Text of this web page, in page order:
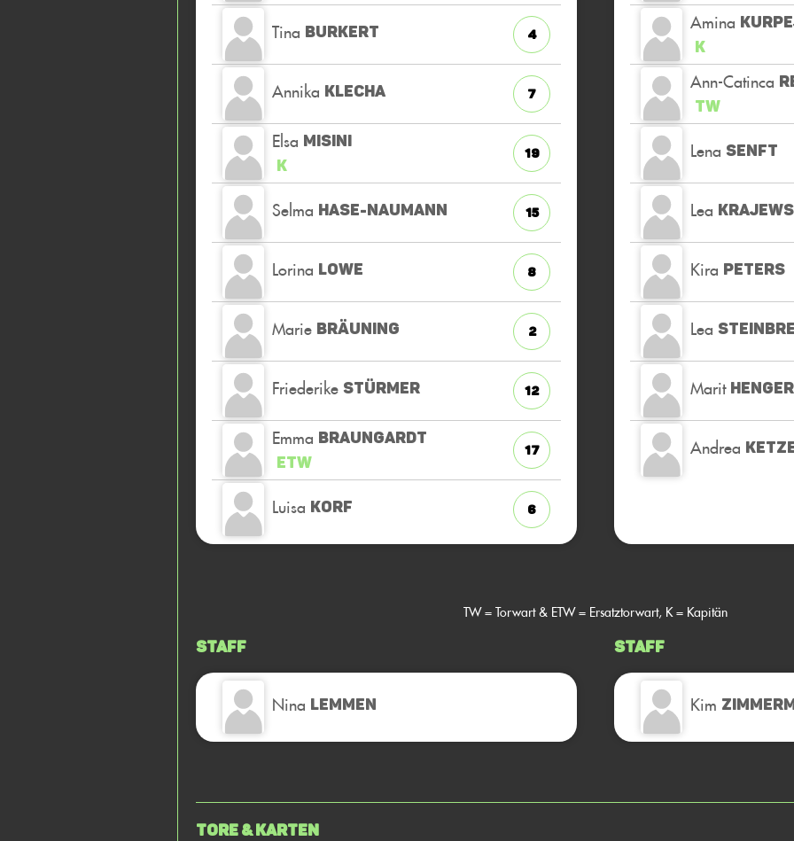
Tina BURKERT 4
Annika KLECHA 7
Elsa MISINI
K
19
Selma HASE-NAUMANN 15
Lorina LOWE 8
Marie BRÄUNING 2
Friederike STÜRMER 12
Emma BRAUNGARDT
ETW
17
Luisa KORF 6
Amina
K
Ann-Catinca
TW
Lena SENFT
Lea
Kira PETERS
Lea
Marit HENGER
Andrea
TW = Torwart & ETW = Ersatztorwart, K = Kapitän
Staff
Nina LEMMEN
Staff
Kim
Tore & Karten